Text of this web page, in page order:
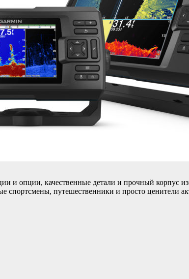
опции, качественные детали и прочный корпус
путешественники и просто ценители